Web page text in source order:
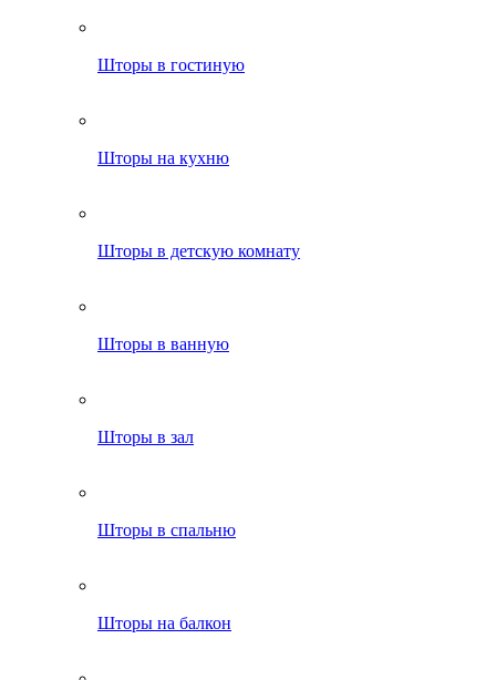
Шторы в гостиную
Шторы на кухню
Шторы в детскую комнату
Шторы в ванную
Шторы в зал
Шторы в спальню
Шторы на балкон